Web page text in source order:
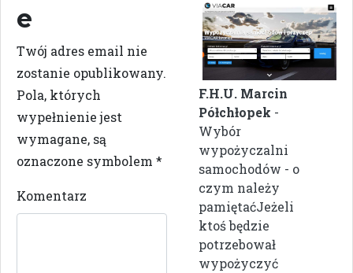
e
Twój adres email nie
zostanie opublikowany.
Pola, których
wypełnienie jest
wymagane, są
oznaczone symbolem *
Komentarz
F.H.U. Marcin
Półchłopek -
Wybór
wypożyczalni
samochodów - o
czym należy
pamiętaćJeżeli
ktoś będzie
potrzebował
wypożyczyć